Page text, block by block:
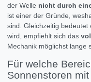
der Welle nicht durch
ist einer der Gründe,
sind. Gleichzeitig
wird, empfiehlt sich das
Mechanik möglichst lange
Für welche
Sonnenstoren